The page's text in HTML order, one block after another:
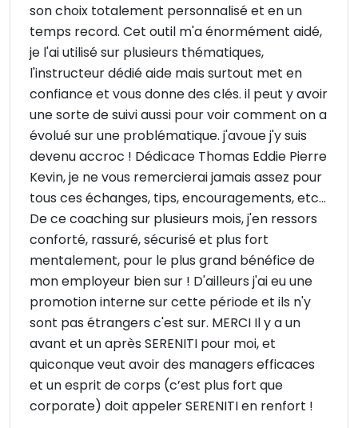
son choix totalement personnalisé et en un
temps record. Cet outil m'a énormément aidé,
je l'ai utilisé sur plusieurs thématiques,
l'instructeur dédié aide mais surtout met en
confiance et vous donne des clés. il peut y avoir
une sorte de suivi aussi pour voir comment on a
évolué sur une problématique. j'avoue j'y suis
devenu accroc ! Dédicace Thomas Eddie Pierre
Kevin, je ne vous remercierai jamais assez pour
tous ces échanges, tips, encouragements, etc...
De ce coaching sur plusieurs mois, j'en ressors
conforté, rassuré, sécurisé et plus fort
mentalement, pour le plus grand bénéfice de
mon employeur bien sur ! D'ailleurs j'ai eu une
promotion interne sur cette période et ils n'y
sont pas étrangers c'est sur. MERCI Il y a un
avant et un après SERENITI pour moi, et
quiconque veut avoir des managers efficaces
et un esprit de corps (c’est plus fort que
corporate) doit appeler SERENITI en renfort !